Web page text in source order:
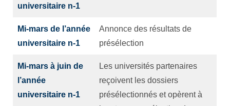
universitaire n-1
Mi-mars de l’année
universitaire n-1
Annonce des résultats de
présélection
Mi-mars à juin de
l’année
universitaire n-1
Les universités partenaires
reçoivent les dossiers
présélectionnés et opèrent à